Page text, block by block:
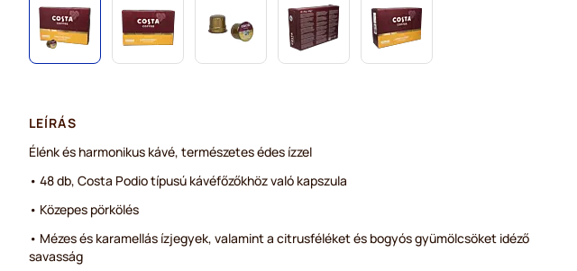
LEÍRÁS
Élénk és harmonikus kávé, természetes édes ízzel
• 48 db, Costa Podio típusú kávéfőzőkhöz való kapszula
• Közepes pörkölés
• Mézes és karamellás ízjegyek, valamint a citrusféléket és bogyós gyümölcsöket idéző
savasság